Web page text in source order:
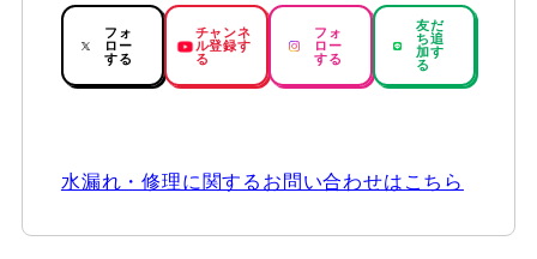
フォ
ロー
する
チャンネ
ル登録す
る
フォ
ロー
する
友だ
ち追
加す
る
水漏れ・修理に関するお問い合わせはこちら